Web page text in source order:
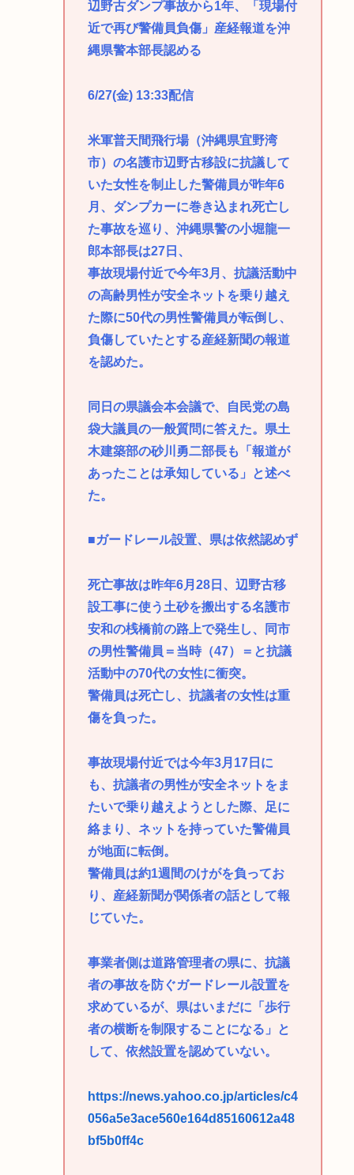
辺野古ダンプ事故から1年、「現場付
近で再び警備員負傷」産経報道を沖
縄県警本部長認める
6/27(金) 13:33配信
米軍普天間飛行場（沖縄県宜野湾
市）の名護市辺野古移設に抗議して
いた女性を制止した警備員が昨年6
月、ダンプカーに巻き込まれ死亡し
た事故を巡り、沖縄県警の小堀龍一
郎本部長は27日、
事故現場付近で今年3月、抗議活動中
の高齢男性が安全ネットを乗り越え
た際に50代の男性警備員が転倒し、
負傷していたとする産経新聞の報道
を認めた。
同日の県議会本会議で、自民党の島
袋大議員の一般質問に答えた。県土
木建築部の砂川勇二部長も「報道が
あったことは承知している」と述べ
た。
■ガードレール設置、県は依然認めず
死亡事故は昨年6月28日、辺野古移
設工事に使う土砂を搬出する名護市
安和の桟橋前の路上で発生し、同市
の男性警備員＝当時（47）＝と抗議
活動中の70代の女性に衝突。
警備員は死亡し、抗議者の女性は重
傷を負った。
事故現場付近では今年3月17日に
も、抗議者の男性が安全ネットをま
たいで乗り越えようとした際、足に
絡まり、ネットを持っていた警備員
が地面に転倒。
警備員は約1週間のけがを負ってお
り、産経新聞が関係者の話として報
じていた。
事業者側は道路管理者の県に、抗議
者の事故を防ぐガードレール設置を
求めているが、県はいまだに「歩行
者の横断を制限することになる」と
して、依然設置を認めていない。
https://news.yahoo.co.jp/articles/c4
056a5e3ace560e164d85160612a48
bf5b0ff4c